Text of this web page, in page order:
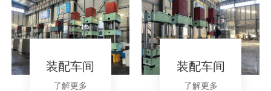
装配车间
了解更多
装配车间
了解更多